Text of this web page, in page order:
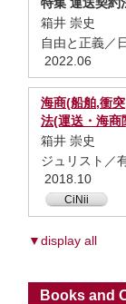
箱井 崇史
自由と正義／
2022.06
海商(船舶,衝
法(運送・海商
箱井 崇史
ジュリスト／
2018.10
CiNii
▼display all
Books and